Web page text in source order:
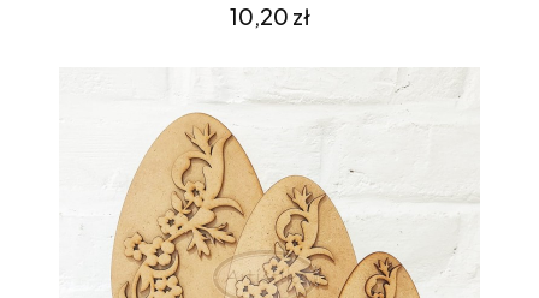
Cena
10,20 zł